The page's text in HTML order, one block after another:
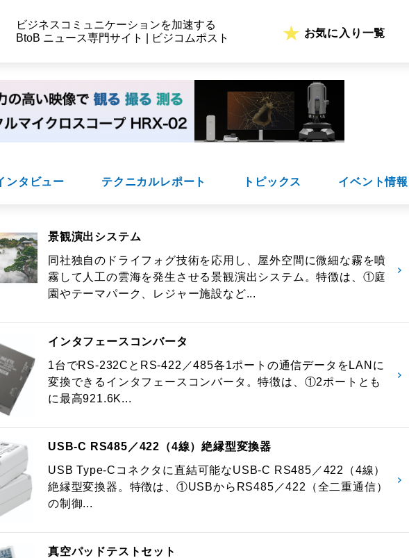
ビジネスコミュニケーションを加速する
BtoB ニュース専門サイト | ビジコムポスト
お気に入り一覧
ンタビュー テクニカルレポート トピックス イベント情報
景観演出システム
同社独自のドライフォグ技術を応用し、屋外空間に微細な霧を噴
霧して人工の雲海を発生させる景観演出システム。特徴は、①庭
園やテーマパーク、レジャー施設など...
インタフェースコンバータ
1台でRS-232CとRS-422／485各1ポートの通信データをLANに
変換できるインタフェースコンバータ。特徴は、①2ポートとも
に最高921.6K...
USB-C RS485／422（4線）絶縁型変換器
USB Type-Cコネクタに直結可能なUSB-C RS485／422（4線）
絶縁型変換器。特徴は、①USBからRS485／422（全二重通信）
の制御...
真空パッドテストセット